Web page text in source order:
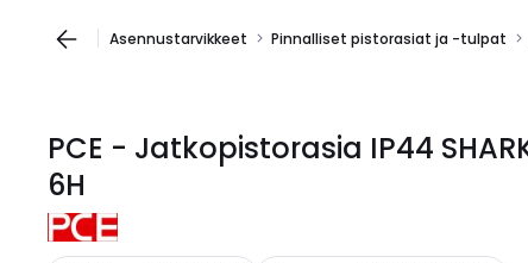
Asennustarvikkeet Pinnalliset pistorasiat ja -tulpat
PCE - Jatkopistorasia IP44
6H